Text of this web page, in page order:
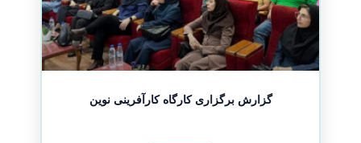
گزارش برگزاری کارگاه کارآفرینی نوین